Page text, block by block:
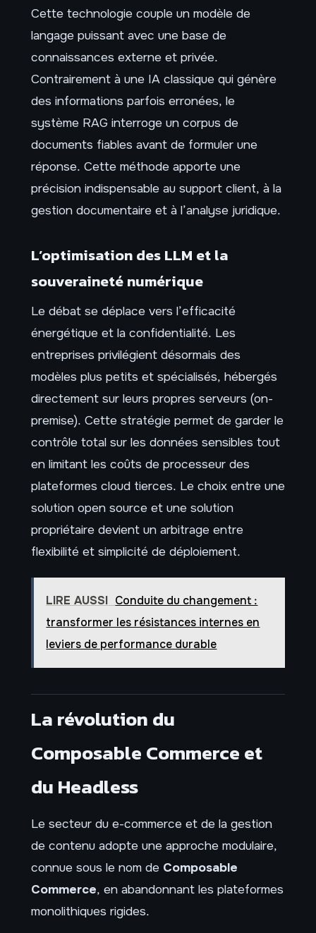
Cette technologie couple un modèle de
langage puissant avec une base de
connaissances externe et privée.
Contrairement à une IA classique qui génère
des informations parfois erronées, le
système RAG interroge un corpus de
documents fiables avant de formuler une
réponse. Cette méthode apporte une
précision indispensable au support client, à la
gestion documentaire et à l’analyse juridique.
L’optimisation des LLM et la
souveraineté numérique
Le débat se déplace vers l’efficacité
énergétique et la confidentialité. Les
entreprises privilégient désormais des
modèles plus petits et spécialisés, hébergés
directement sur leurs propres serveurs (on-
premise). Cette stratégie permet de garder le
contrôle total sur les données sensibles tout
en limitant les coûts de processeur des
plateformes cloud tierces. Le choix entre une
solution open source et une solution
propriétaire devient un arbitrage entre
flexibilité et simplicité de déploiement.
LIRE AUSSI Conduite du changement :
transformer les résistances internes en
leviers de performance durable
La révolution du
Composable Commerce et
du Headless
Le secteur du e-commerce et de la gestion
de contenu adopte une approche modulaire,
connue sous le nom de Composable
Commerce, en abandonnant les plateformes
monolithiques rigides.